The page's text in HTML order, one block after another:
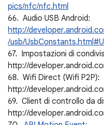
pics/nfc/nfc.html
66. Audio USB Android:
http://
/usb/
67. Impostazioni di
http://
68. Wifi Direct (Wifi P2P):
http://
69. Client di controllo da
http://